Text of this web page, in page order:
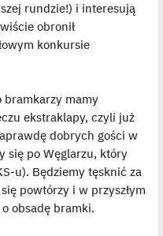
rundzie!) i interesują
obronił
konkursie
bramkarzy mamy
ekstraklapy, czyli już
dobrych gości w
się po Węglarzu, który
u). Będziemy tęsknić za
powtórzy i w przyszłym
obsadę bramki.